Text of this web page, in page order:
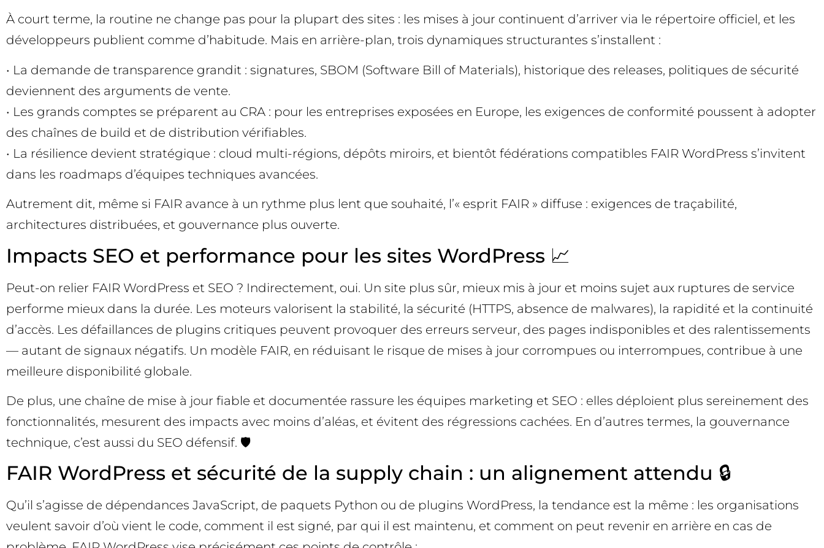
À court terme, la routine ne change pas pour la plupart des sites : les mises à jour continuent d’arriver via le répertoire officiel, et les
développeurs publient comme d’habitude. Mais en arrière-plan, trois dynamiques structurantes s’installent :
• La demande de transparence grandit : signatures, SBOM (Software Bill of Materials), historique des releases, politiques de sécurité
deviennent des arguments de vente.
• Les grands comptes se préparent au CRA : pour les entreprises exposées en Europe, les exigences de conformité poussent à adopter
des chaînes de build et de distribution vérifiables.
• La résilience devient stratégique : cloud multi-régions, dépôts miroirs, et bientôt fédérations compatibles FAIR WordPress s’invitent
dans les roadmaps d’équipes techniques avancées.
Autrement dit, même si FAIR avance à un rythme plus lent que souhaité, l’« esprit FAIR » diffuse : exigences de traçabilité,
architectures distribuées, et gouvernance plus ouverte.
Impacts SEO et performance pour les sites WordPress 📈
Peut-on relier FAIR WordPress et SEO ? Indirectement, oui. Un site plus sûr, mieux mis à jour et moins sujet aux ruptures de service
performe mieux dans la durée. Les moteurs valorisent la stabilité, la sécurité (HTTPS, absence de malwares), la rapidité et la continuité
d’accès. Les défaillances de plugins critiques peuvent provoquer des erreurs serveur, des pages indisponibles et des ralentissements
— autant de signaux négatifs. Un modèle FAIR, en réduisant le risque de mises à jour corrompues ou interrompues, contribue à une
meilleure disponibilité globale.
De plus, une chaîne de mise à jour fiable et documentée rassure les équipes marketing et SEO : elles déploient plus sereinement des
fonctionnalités, mesurent des impacts avec moins d’aléas, et évitent des régressions cachées. En d’autres termes, la gouvernance
technique, c’est aussi du SEO défensif. 🛡️
FAIR WordPress et sécurité de la supply chain : un alignement attendu 🔒
Qu’il s’agisse de dépendances JavaScript, de paquets Python ou de plugins WordPress, la tendance est la même : les organisations
veulent savoir d’où vient le code, comment il est signé, par qui il est maintenu, et comment on peut revenir en arrière en cas de